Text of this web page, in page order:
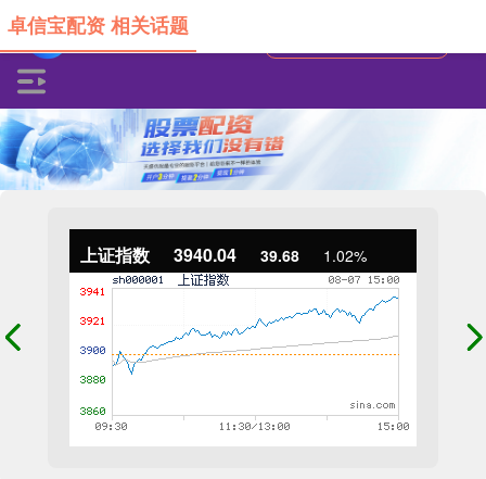
上证指数 3940.04 39.68 1.02%
卓信宝配资 相关话题